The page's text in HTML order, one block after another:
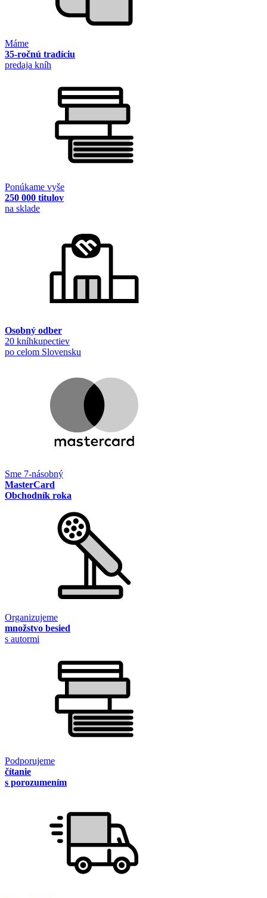
Máme
35-ročnú tradíciu
predaja kníh
Ponúkame vyše
250 000 titulov
na sklade
Osobný odber
20 kníhkupectiev
po celom Slovensku
Sme 7-násobný
MasterCard
Obchodník roka
Organizujeme
množstvo besied
s autormi
Podporujeme
čítanie
s porozumením